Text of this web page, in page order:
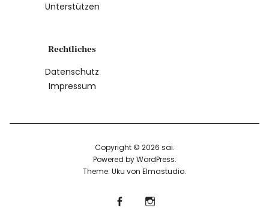
Unterstützen
Rechtliches
Datenschutz
Impressum
Copyright © 2026 sai
Powered byWordPress
Theme: Uku von Elmastudio